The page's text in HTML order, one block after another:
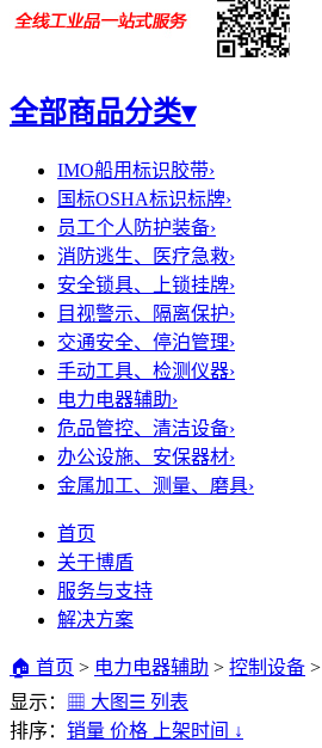
全部商品分类▾
IMO船用标识胶带›
国标OSHA标识标牌›
员工个人防护装备›
消防逃生、医疗急救›
安全锁具、上锁挂牌›
目视警示、隔离保护›
交通安全、停泊管理›
手动工具、检测仪器›
电力电器辅助›
危品管控、清洁设备›
办公设施、安保器材›
金属加工、测量、磨具›
首页
关于博盾
服务与支持
解决方案
🏠 首页 > 电力电器辅助 > 控制设备 >
显示：
▦ 大图 ☰ 列表
排序： 销量 价格 上架时间 ↓